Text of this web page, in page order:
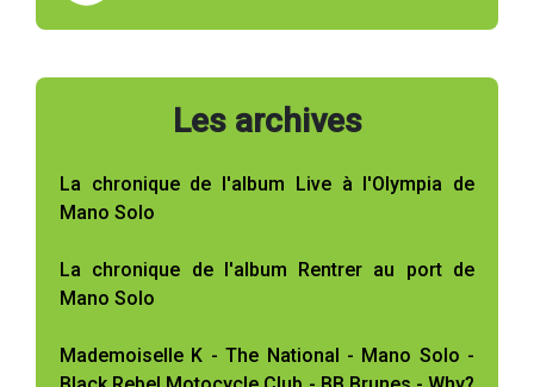
Les archives
La chronique de l'album Live à l'Olympia de
Mano Solo
La chronique de l'album Rentrer au port de
Mano Solo
Mademoiselle K - The National - Mano Solo -